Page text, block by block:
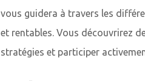
vous guidera à travers les
et rentables. Vous découvrirez
stratégies et participer